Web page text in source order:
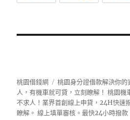
桃園借錢網
桃園身分證借款解決你
人，有機車就可貸，立刻瞭解！ 桃園機
不求人！業界首創線上申貸，24H快速
瞭解。 線上填單審核。最快24小時撥款